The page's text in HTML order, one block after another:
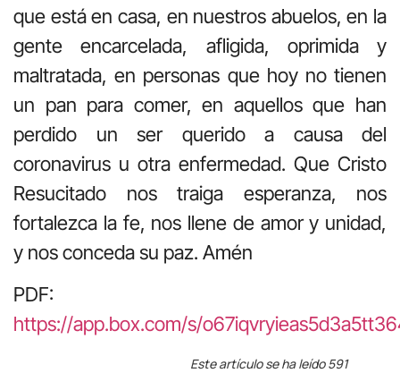
que está en casa, en nuestros abuelos, en la
gente encarcelada, afligida, oprimida y
maltratada, en personas que hoy no tienen
un pan para comer, en aquellos que han
perdido un ser querido a causa del
coronavirus u otra enfermedad. Que Cristo
Resucitado nos traiga esperanza, nos
fortalezca la fe, nos llene de amor y unidad,
y nos conceda su paz. Amén
PDF:
https://app.box.com/s/
Este artículo se ha leído 591